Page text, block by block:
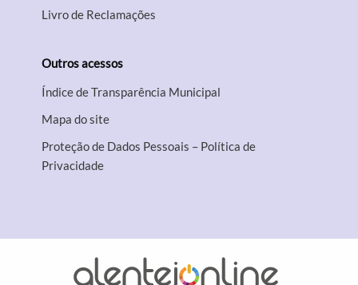
Livro de Reclamações
Outros acessos
Índice de Transparência Municipal
Mapa do site
Proteção de Dados Pessoais – Política de
Privacidade